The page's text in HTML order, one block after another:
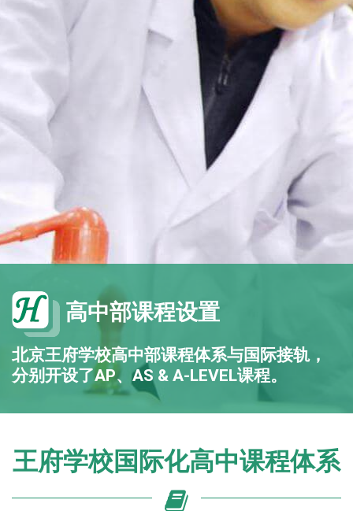
高中部课程设置
北京王府学校高中部课程体系与国际接轨，
分别开设了AP、AS & A-LEVEL课程。
王府学校国际化高中课程体系